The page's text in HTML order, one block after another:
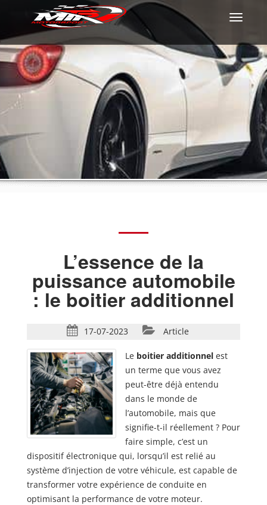
Toggle
L’essence de la
puissance automobile
: le boitier additionnel
17-07-2023 Article
Le boitier additionnel est
un terme que vous avez
peut-être déjà entendu
dans le monde de
l’automobile, mais que
signifie-t-il réellement ? Pour
faire simple, c’est un
dispositif électronique qui, lorsqu’il est relié au
système d’injection de votre véhicule, est capable de
transformer votre expérience de conduite en
optimisant la performance de votre moteur.